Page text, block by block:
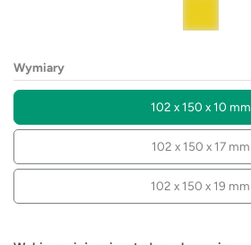
Wymiary
102 x 150 x 10 mm
102 x 150 x 17 mm
102 x 150 x 19 mm